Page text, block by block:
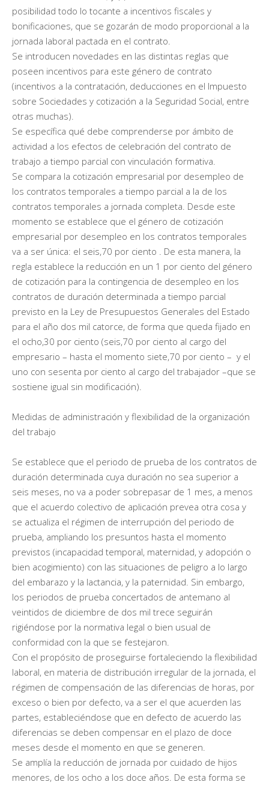
posibilidad todo lo tocante a incentivos fiscales y
bonificaciones, que se gozarán de modo proporcional a la
jornada laboral pactada en el contrato.
Se introducen novedades en las distintas reglas que
poseen incentivos para este género de contrato
(incentivos a la contratación, deducciones en el Impuesto
sobre Sociedades y cotización a la Seguridad Social, entre
otras muchas).
Se específica qué debe comprenderse por ámbito de
actividad a los efectos de celebración del contrato de
trabajo a tiempo parcial con vinculación formativa.
Se compara la cotización empresarial por desempleo de
los contratos temporales a tiempo parcial a la de los
contratos temporales a jornada completa. Desde este
momento se establece que el género de cotización
empresarial por desempleo en los contratos temporales
va a ser única: el seis,70 por ciento . De esta manera, la
regla establece la reducción en un 1 por ciento del género
de cotización para la contingencia de desempleo en los
contratos de duración determinada a tiempo parcial
previsto en la Ley de Presupuestos Generales del Estado
para el año dos mil catorce, de forma que queda fijado en
el ocho,30 por ciento (seis,70 por ciento al cargo del
empresario – hasta el momento siete,70 por ciento – y el
uno con sesenta por ciento al cargo del trabajador –que se
sostiene igual sin modificación).
Medidas de administración y flexibilidad de la organización
del trabajo
Se establece que el periodo de prueba de los contratos de
duración determinada cuya duración no sea superior a
seis meses, no va a poder sobrepasar de 1 mes, a menos
que el acuerdo colectivo de aplicación prevea otra cosa y
se actualiza el régimen de interrupción del periodo de
prueba, ampliando los presuntos hasta el momento
previstos (incapacidad temporal, maternidad, y adopción o
bien acogimiento) con las situaciones de peligro a lo largo
del embarazo y la lactancia, y la paternidad. Sin embargo,
los periodos de prueba concertados de antemano al
veintidos de diciembre de dos mil trece seguirán
rigiéndose por la normativa legal o bien usual de
conformidad con la que se festejaron.
Con el propósito de proseguirse fortaleciendo la flexibilidad
laboral, en materia de distribución irregular de la jornada, el
régimen de compensación de las diferencias de horas, por
exceso o bien por defecto, va a ser el que acuerden las
partes, estableciéndose que en defecto de acuerdo las
diferencias se deben compensar en el plazo de doce
meses desde el momento en que se generen.
Se amplía la reducción de jornada por cuidado de hijos
menores, de los ocho a los doce años. De esta forma se